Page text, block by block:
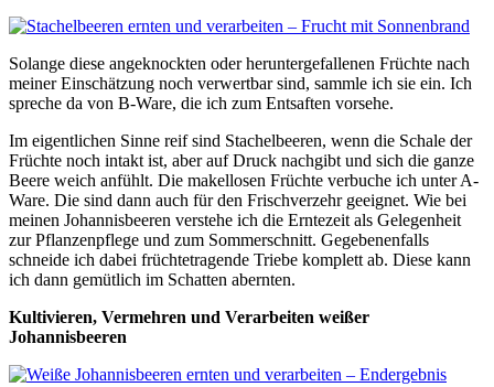
Solange diese angeknockten oder heruntergefallenen Früchte nach
meiner Einschätzung noch verwertbar sind, sammle ich sie ein. Ich
spreche da von B-Ware, die ich zum Entsaften vorsehe.
Im eigentlichen Sinne reif sind Stachelbeeren, wenn die Schale der
Früchte noch intakt ist, aber auf Druck nachgibt und sich die ganze
Beere weich anfühlt. Die makellosen Früchte verbuche ich unter A-
Ware. Die sind dann auch für den Frischverzehr geeignet. Wie bei
meinen Johannisbeeren verstehe ich die Erntezeit als Gelegenheit
zur Pflanzenpflege und zum Sommerschnitt. Gegebenenfalls
schneide ich dabei früchtetragende Triebe komplett ab. Diese kann
ich dann gemütlich im Schatten abernten.
Kultivieren, Vermehren und Verarbeiten weißer
Johannisbeeren